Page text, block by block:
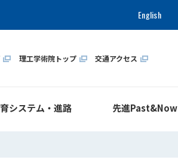
English
理工学術院トップ 交通アクセス
システム・進路 先進Past&Now